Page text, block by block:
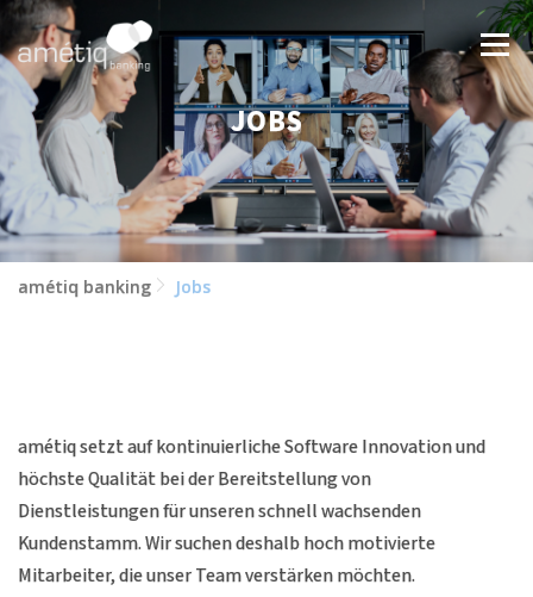
Zum
Inhalt
springen
Menü
LÖSUNGEN NEWS JOBS ÜBER UNS
JOBS
amétiq banking Jobs
amétiq setzt auf kontinuierliche Software Innovation und
höchste Qualität bei der Bereitstellung von
Dienstleistungen für unseren schnell wachsenden
Kundenstamm. Wir suchen deshalb hoch motivierte
Mitarbeiter, die unser Team verstärken möchten.